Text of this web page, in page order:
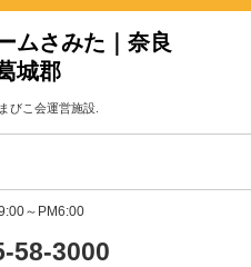
ムさみた｜奈良
城郡
びこ会運営施設.
～PM6:00
58-3000